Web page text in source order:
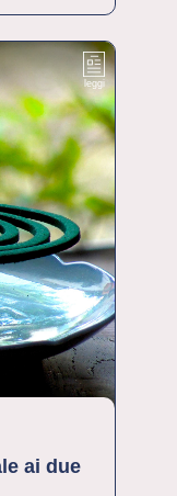
leggi
ai due